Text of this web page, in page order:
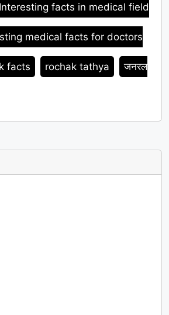
Interesting facts in medical field
medical facts for doctors
facts rochak tathya जनरल